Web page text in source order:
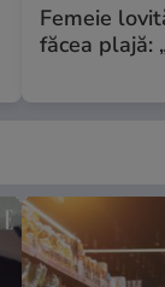
Femeie
făcea plajă: